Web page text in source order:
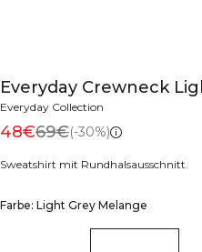
Everyday Crewneck
Everyday Collection
48€69€(-30%)
Sweatshirt mit Rundhalsausschnitt.
Farbe: Light Grey Melange